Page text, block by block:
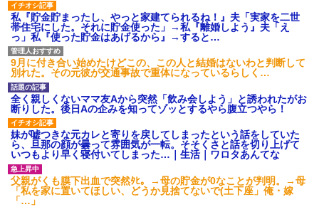
私『貯金貯まったし、やっと家建てられるね！』夫「実家を二世
帯住宅にした。それに貯金使った」→私『離婚しよう』夫「え
っ」私『使った貯金はあげるから』→すると…
9月に付き合い始めたけどこの、この人と結婚はないわと判断して
別れた。その元彼が交通事故で重体になっているらしく…
全く親しくないママ友Aから突然「飲み会しよう」と誘われたがお
断りした。後日Aの企みを知ってゾッとするやら腹立つやら！
妹が嘘つきな元カレと寄りを戻してしまったという話をしていた
ら、旦那の顔が曇って雰囲気が一転。そそくさと話を切り上げて
いつもより早く寝付いてしまった…｜生活｜ワロタあんてな
父親がくも膜下出血で突然ﾀﾋ。→母の貯金が0なことが判明。→母
「私を家に置いてほしい、どうか見捨てないで(土下座」俺・嫁
「…」